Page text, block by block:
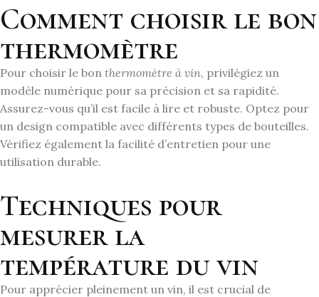
Comment choisir le bon
thermomètre
Pour choisir le bon thermomètre à vin, privilégiez un
modèle numérique pour sa précision et sa rapidité.
Assurez-vous qu’il est facile à lire et robuste. Optez pour
un design compatible avec différents types de bouteilles.
Vérifiez également la facilité d’entretien pour une
utilisation durable.
Techniques pour
mesurer la
température du vin
Pour apprécier pleinement un vin, il est crucial de